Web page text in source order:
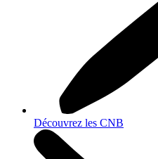
Découvrez les CNB